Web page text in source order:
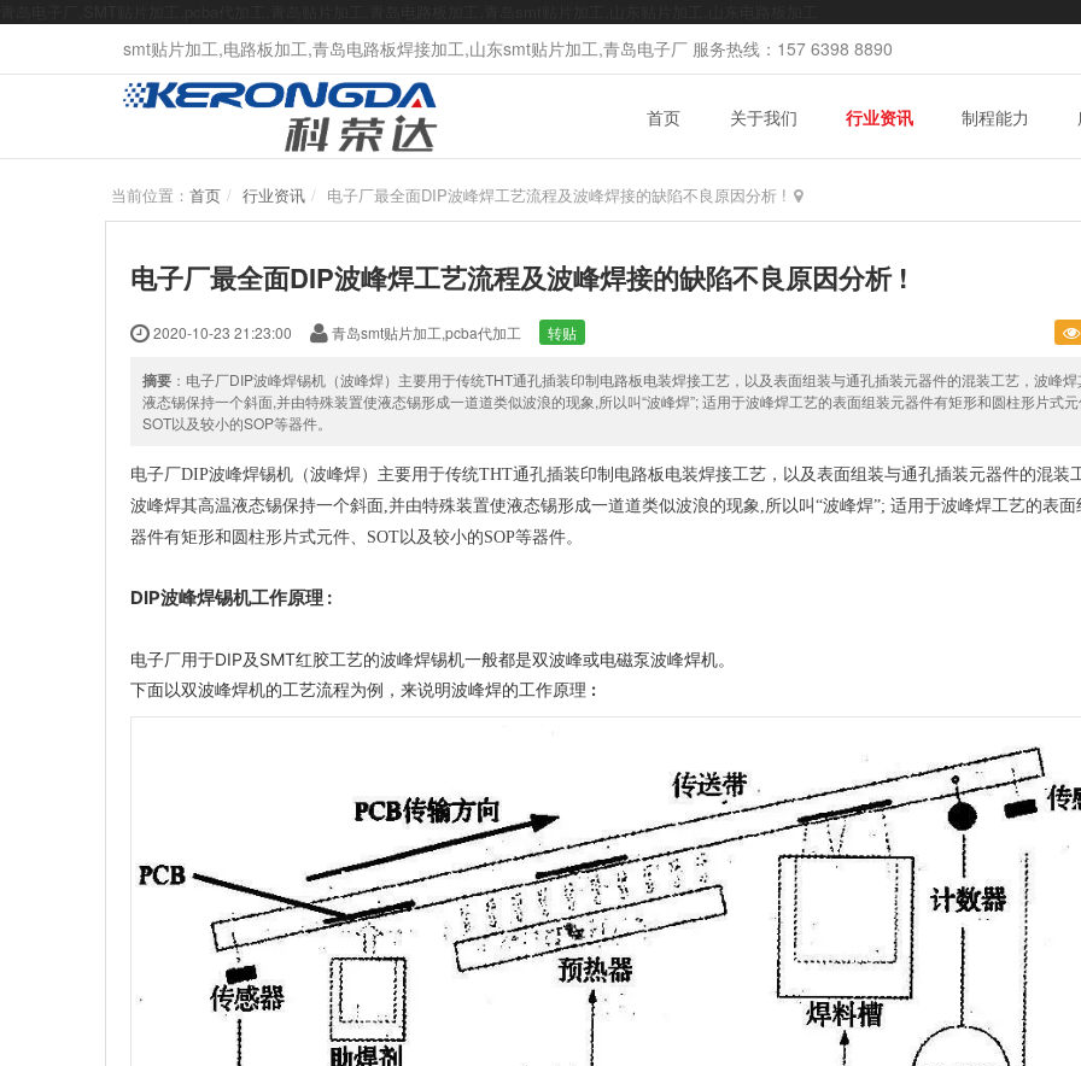
smt贴片加工,电路板加工,青岛电路板焊接加工,山东smt贴片加工,青岛电子厂 服务热线：157 6398 8890
首页 关于我们 行业资讯 制程能力
当前位置： 首页 行业资讯 电子厂最全面DIP波峰焊工艺流程及波峰焊接的缺陷不良原因分析 !
电子厂最全面DIP波峰焊工艺流程及波峰焊接的缺陷不良原因分析 !
2020-10-23 21:23:00 青岛smt贴片加工,pcba代加工 转贴
摘要 ：电子厂DIP波峰焊锡机（波峰焊）主要用于传统THT通孔插装印制电路板电装焊接工艺，以及表面组装与通孔插装元器件的混装工艺，波峰
液态锡保持一个斜面,并由特殊装置使液态锡形成一道道类似波浪的现象,所以叫“波峰焊”; 适用于波峰焊工艺的表面组装元器件有矩形和圆柱形片式
SOT以及较小的SOP等器件。
电子厂DIP波峰焊锡机（波峰焊）主要用于传统THT通孔插装印制电路板电装焊接工艺，以及表面组装与通孔插装元器件的混装
波峰焊其高温液态锡保持一个斜面,并由特殊装置使液态锡形成一道道类似波浪的现象,所以叫“波峰焊”; 适用于波峰焊工艺的表面
器件有矩形和圆柱形片式元件、SOT以及较小的SOP等器件。
DIP波峰焊锡机工作原理 :
电子厂用于DIP及SMT红胶工艺的波峰焊锡机一般都是双波峰或电磁泵波峰焊机。
下面以双波峰焊机的工艺流程为例，来说明波峰焊的工作原理 :